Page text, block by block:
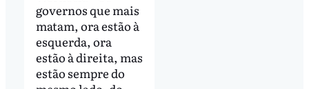
governos que mais
matam, ora estão à
esquerda, ora
estão à direita, mas
estão sempre do